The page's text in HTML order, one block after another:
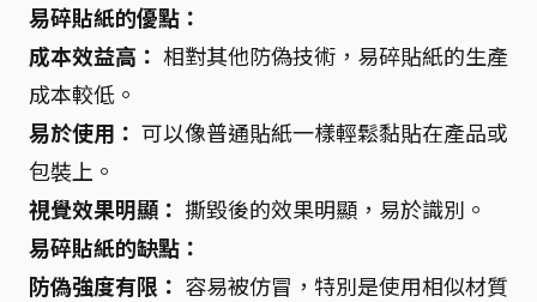
易碎貼紙的優點：
成本效益高： 相對其他防偽技術，易碎貼紙的生產
成本較低。
易於使用： 可以像普通貼紙一樣輕鬆黏貼在產品或
包裝上。
視覺效果明顯： 撕毀後的效果明顯，易於識別。
易碎貼紙的缺點：
防偽強度有限： 容易被仿冒，特別是使用相似材質